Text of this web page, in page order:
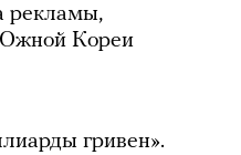
рекламы,
Кореи
гривен».